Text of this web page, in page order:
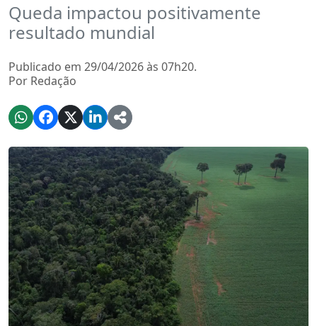
Queda impactou positivamente
resultado mundial
Publicado em 29/04/2026 às 07h20.
Por Redação